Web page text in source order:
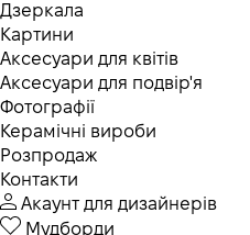
Дзеркала
Картини
Аксесуари для квітів
Аксесуари для подвір'я
Фотографії
Керамічні вироби
Розпродаж
Контакти
Акаунт для дизайнерів
Мудборди